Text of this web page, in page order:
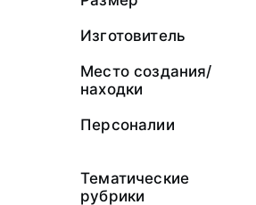
Изготовитель
Место создания/
находки
Персоналии
Тематические
рубрики